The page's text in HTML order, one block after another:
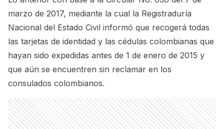
marzo de 2017, mediante la cual la Registraduría
Nacional del Estado Civil informó que recogerá todas
las tarjetas de identidad y las cédulas colombianas que
hayan sido expedidas antes de 1 de enero de 2015 y
que aún se encuentren sin reclamar en los
consulados colombianos.